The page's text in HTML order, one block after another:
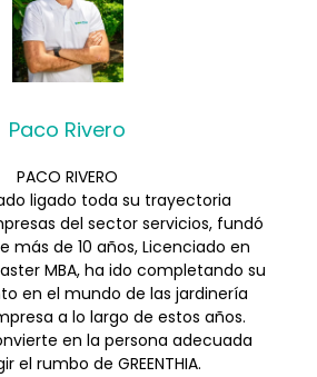
Paco Rivero
PACO RIVERO
ligado toda su trayectoria
del sector servicios, fundó
más de 10 años, Licenciado en
MBA, ha ido completando su
en el mundo de las jardinería
a lo largo de estos años.
en la persona adecuada
el rumbo de GREENTHIA.